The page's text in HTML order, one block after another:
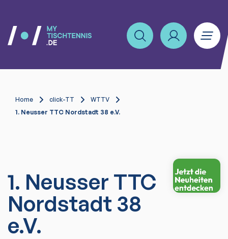
Home click-TT
WTTV
1. Neusser TTC Nordstadt 38 e.V.
1. Neusser TTC
Nordstadt 38
e.V.